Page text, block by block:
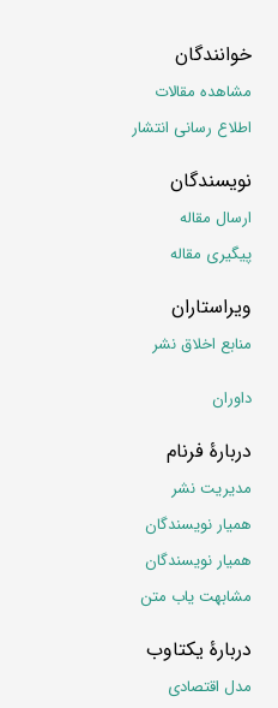
خوانندگان
مشاهده مقالات
اطلاع رسانی انتشار
نویسندگان
ارسال مقاله
پیگیری مقاله
ویراستاران
منابع اخلاق نشر
داوران
دربارۀ فرنام
مدیریت نشر
همیار نویسندگان
همیار نویسندگان
مشابهت یاب متن
دربارۀ یکتاوب
مدل اقتصادی